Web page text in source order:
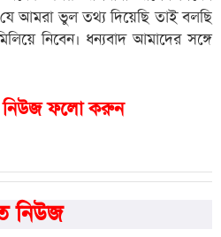
আমরা ভুল তথ্য দিয়েছি তাই বলছি
নিবেন। ধন্যবাদ আমাদের সঙ্গে
ফলো করুন
নিউজ